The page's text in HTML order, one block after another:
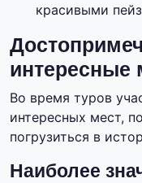
красивыми
интересные
Во время туров
интересных мест,
погрузиться в
Наиболее